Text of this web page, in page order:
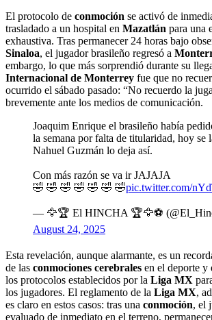
El protocolo de conmoción se activó de
trasladado a un hospital en Mazatlán para una
exhaustiva. Tras permanecer 24 horas bajo
Sinaloa, el jugador brasileño regresó a
embargo, lo que más sorprendió durante su
Internacional de Monterrey fue que no
ocurrido el sábado pasado: “No recuerdo la
brevemente ante los medios de comunicación.
Joaquim Enrique el brasileño había
la semana por falta de titularidad, hoy se
Nahuel Guzmán lo deja así.
Con más razón se va ir JAJAJA
🤣 🤣 🤣 🤣 🤣 🤣 🤣pic.twitter.com/
— 🦅🏆 El HINCHA 🏆🦅⚽
August 24, 2025
Esta revelación, aunque alarmante, es un
de las conmociones cerebrales en el deporte y
los protocolos establecidos por la Liga MX
los jugadores. El reglamento de la Liga MX,
es claro en estos casos: tras una conmoción, el
evaluado de inmediato en el terreno,